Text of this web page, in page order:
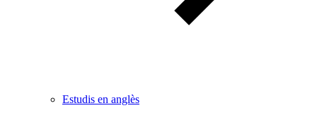
Estudis en anglès